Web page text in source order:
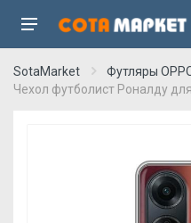
SotaMarket Футляры
Чехол футболист Роналду